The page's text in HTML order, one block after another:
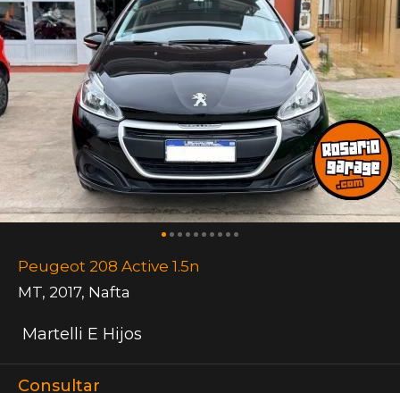
Peugeot 208 Active 1.5n
MT, 2017, Nafta
Martelli E Hijos
Consultar